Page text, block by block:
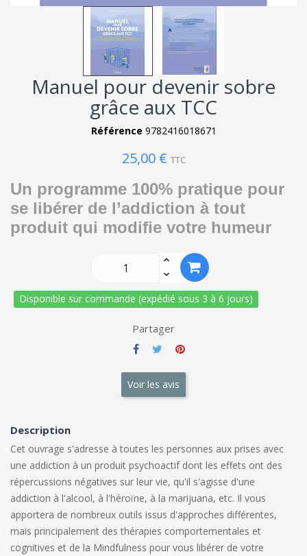
Manuel pour devenir sobre
grâce aux TCC
Référence 9782416018671
25,00 € TTC
Un programme 100% pratique pour
se libérer de l’addiction à tout
produit qui modifie votre humeur
Disponible sur commande (expédié sous 3 à 6 jours)
Partager
Voir les avis
Description
Cet ouvrage s'adresse à toutes les personnes aux prises avec
une addiction à un produit psychoactif dont les effets ont des
répercussions négatives sur leur vie, qu'il s'agisse d'une
addiction à l'alcool, à l'héroïne, à la marijuana, etc. Il vous
apportera de nombreux outils issus d'approches différentes,
mais principalement des thérapies comportementales et
cognitives et de la Mindfulness pour vous libérer de votre